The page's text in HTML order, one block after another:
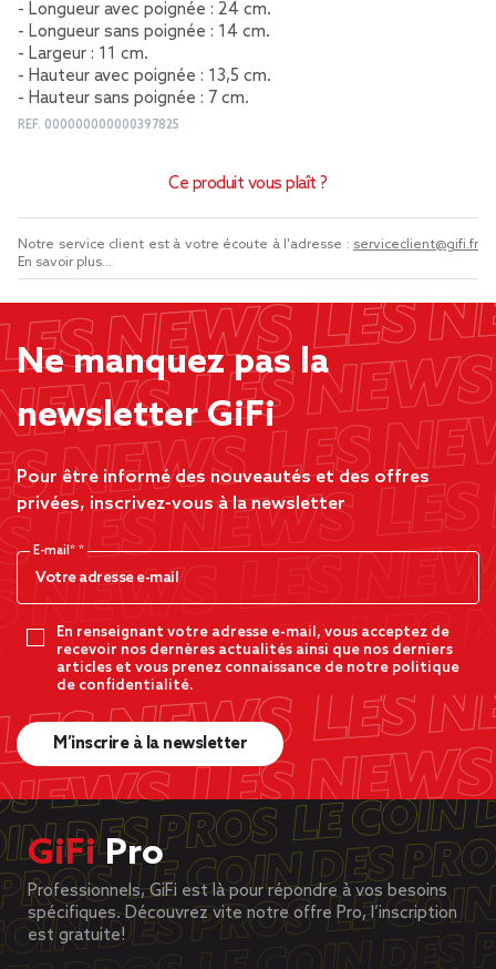
- Longueur avec poignée : 24 cm.
- Longueur sans poignée : 14 cm.
- Largeur : 11 cm.
- Hauteur avec poignée : 13,5 cm.
- Hauteur sans poignée : 7 cm.
REF. 000000000000397825
Ce produit vous plaît ?
Notre service client est à votre écoute à l'adresse : serviceclient@gifi.fr
En savoir plus...
Ne manquez pas la
newsletter GiFi
Pour être informé des nouveautés et des offres
privées, inscrivez-vous à la newsletter
E-mail*
En renseignant votre adresse e-mail, vous acceptez de
recevoir nos dernères actualités ainsi que nos derniers
articles et vous prenez connaissance de notre politique
de confidentialité.
M’inscrire à la newsletter
GiFiPro
Professionnels, GiFi est là pour répondre à vos besoins
spécifiques. Découvrez vite notre offre Pro, l’inscription
est gratuite!